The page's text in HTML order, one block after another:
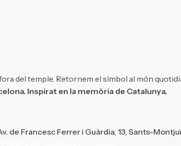
del temple. Retornem el símbol al món
Inspirat en la memòria de Catalunya.
de Francesc Ferrer i Guàrdia, 13, Sants-